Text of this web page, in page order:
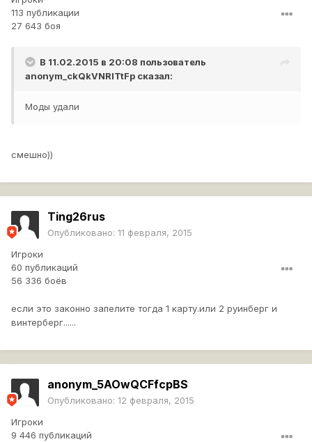
113 публикации
27 643 боя
В 11.02.2015 в 20:08 пользователь
anonym_ckQkVNRlTtFp сказал:
Моды удали
смешно))
Ting26rus
Опубликовано: 11 февраля, 2015
Игроки
60 публикаций
56 336 боёв
если это законно запелите тогда 1 карту.или 2 руинберг и
винтерберг......
anonym_5AOwQCFfcpBS
Опубликовано: 12 февраля, 2015
Игроки
9 446 публикаций